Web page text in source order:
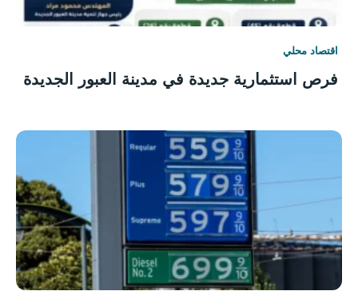
اقتصاد محلي
فرص استثمارية جديدة في مدينة العبور الجديدة